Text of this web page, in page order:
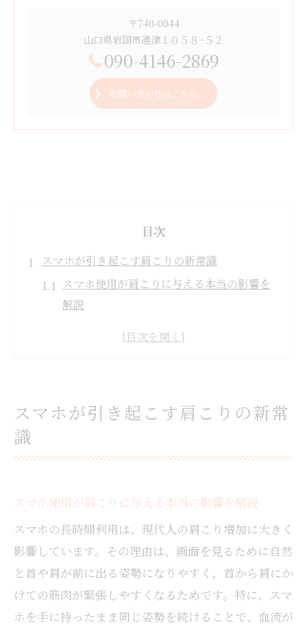
〒740-0044
山口県岩国市通津１０５８−５２
090-4146-2869
お問い合わせはこちら
目次
スマホが引き起こす肩こりの新常識
スマホ使用が肩こりに与える本当の影響を
解説
ト
肩こり対策に役立つセルフケア法とは
介
肩こり緩和に役立つ簡単ストレッチのコツ
スマホ利用時に意識したいセルフケア習慣
肩こり対策のため毎日続けたいセルフケア
術
肩こりを予防する正しい姿勢とセルフチェ
スマホが引き起こす肩こりの新常
識
スマホ使用が肩こりに与える本当の影響を解説
スマホの長時間利用は、現代人の肩こり増加に大きく
影響しています。その理由は、画面を見るために自然
と首や肩が前に出る姿勢になりやすく、首から肩にか
けての筋肉が緊張しやすくなるためです。特に、スマ
ホを手に持ったまま同じ姿勢を続けることで、血流が